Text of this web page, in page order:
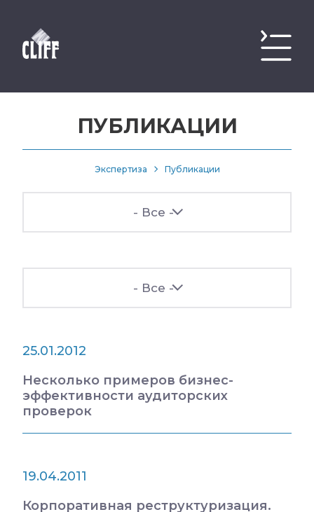
ПУБЛИКАЦИИ
Экспертиза Публикации
- Все -
- Все -
25.01.2012
Несколько примеров бизнес-
эффективности аудиторских
проверок
19.04.2011
Корпоративная реструктуризация.